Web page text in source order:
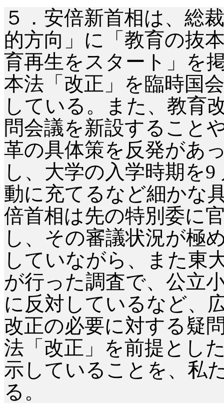
５．安倍新首相は、総
的方向」に「教育の抜
育再生をスタート」を
本法「改正」を臨時国
している。また、教育
問会議を新設すること
革の具体策を反発があ
し、大学の入学時期を9
動に充てるなど細かな
倍首相は先の特別委に
し、その審議状況が極
していながら、また東
が行った調査で、公立
に反対しているなど、
改正の必要に対する疑
法「改正」を前提とし
示していることを、私
る。